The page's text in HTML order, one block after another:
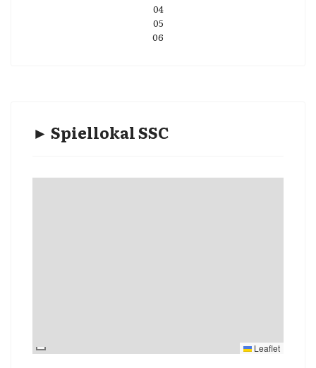
04
05
06
► Spiellokal SSC
Leaflet